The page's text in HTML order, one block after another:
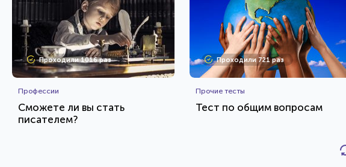
Проходили 1016 раз
Профессии
Сможете ли вы стать
писателем?
Проходили 721 раз
Прочие тесты
Тест по общим вопросам
HTML - код